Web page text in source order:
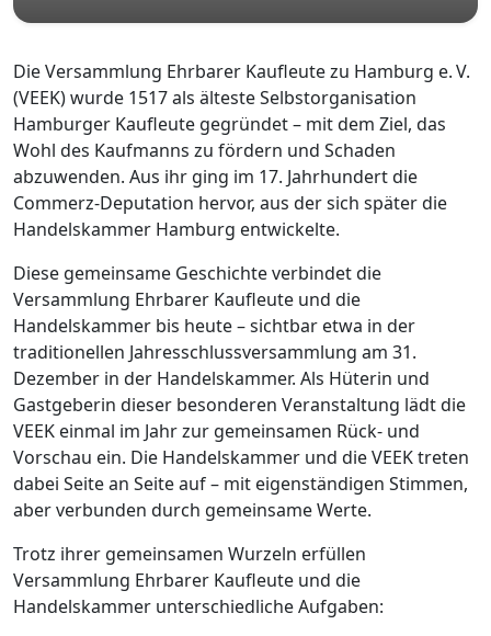
Die Versammlung Ehrbarer Kaufleute zu Hamburg e. V.
(VEEK) wurde 1517 als älteste Selbstorganisation
Hamburger Kaufleute gegründet – mit dem Ziel, das
Wohl des Kaufmanns zu fördern und Schaden
abzuwenden. Aus ihr ging im 17. Jahrhundert die
Commerz-Deputation hervor, aus der sich später die
Handelskammer Hamburg entwickelte.
Diese gemeinsame Geschichte verbindet die
Versammlung Ehrbarer Kaufleute und die
Handelskammer bis heute – sichtbar etwa in der
traditionellen Jahresschlussversammlung am 31.
Dezember in der Handelskammer. Als Hüterin und
Gastgeberin dieser besonderen Veranstaltung lädt die
VEEK einmal im Jahr zur gemeinsamen Rück- und
Vorschau ein. Die Handelskammer und die VEEK treten
dabei Seite an Seite auf – mit eigenständigen Stimmen,
aber verbunden durch gemeinsame Werte.
Trotz ihrer gemeinsamen Wurzeln erfüllen
Versammlung Ehrbarer Kaufleute und die
Handelskammer unterschiedliche Aufgaben: